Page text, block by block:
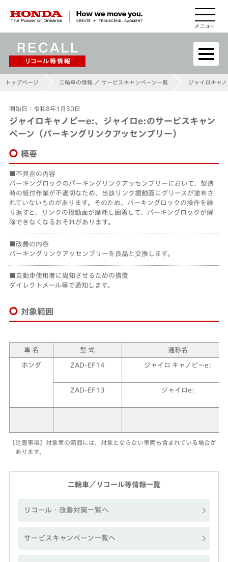
HONDA The Power of Dreams
トップページ 二輪車の情報 ／ サービスキャンペーン一覧 ジャイロキャ
開始日：令和8年1月30日
ジャイロキャノピーe:、ジャイロe:のサービスキャン
ペーン（パーキングリンクアッセンブリー）
概要
不具合の内容
パーキングロックのパーキングリンクアッセンブリーにおいて、製造
時の組付作業が不適切なため、当該リンク摺動面にグリースが塗布さ
れていないものがあります。そのため、パーキングロックの操作を繰
り返すと、リンクの摺動面が摩耗し固着して、パーキングロックが解
除できなくなるおそれがあります。
改善の内容
パーキングリンクアッセンブリーを良品と交換します。
自動車使用者に周知させるための措置
ダイレクトメール等で通知します。
対象範囲
車 名 型 式 通称名
ホンダ ZAD-EF14 ジャイロ キャノピーe:
ZAD-EF13 ジャイロe:
【注意事項】対象車の範囲には、対象とならない車両も含まれている場合が
あります。
二輪車／リコール等情報一覧
リコール・改善対策一覧へ
サービスキャンペーン一覧へ